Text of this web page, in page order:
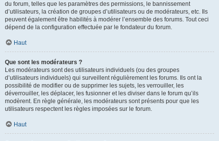
du forum, telles que les paramètres des permissions, le bannissement
d’utilisateurs, la création de groupes d’utilisateurs ou de modérateurs, etc. Ils
peuvent également être habilités à modérer l’ensemble des forums. Tout ceci
dépend de la configuration effectuée par le fondateur du forum.
Haut
Que sont les modérateurs ?
Les modérateurs sont des utilisateurs individuels (ou des groupes
d’utilisateurs individuels) qui surveillent régulièrement les forums. Ils ont la
possibilité de modifier ou de supprimer les sujets, les verrouiller, les
déverrouiller, les déplacer, les fusionner et les diviser dans le forum qu’ils
modèrent. En règle générale, les modérateurs sont présents pour que les
utilisateurs respectent les règles imposées sur le forum.
Haut